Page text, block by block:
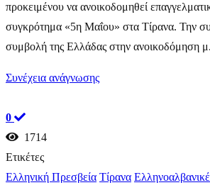
προκειμένου να ανοικοδομηθεί
συγκρότημα «5η Μαΐου» στα Τίρανα. Την
συμβολή της Ελλάδας στην ανοικοδόμηση
Συνέχεια ανάγνωσης
0
1714
Ετικέτες
Ελληνική Πρεσβεία Τίρανα